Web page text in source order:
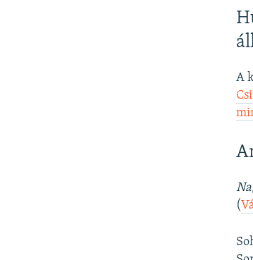
A
(